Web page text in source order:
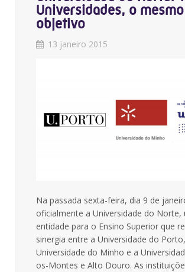
Universidades, o mesmo
objetivo
13 janeiro 2015
Na passada sexta-feira, dia 9 de
oficialmente a Universidade do Norte,
entidade para o Ensino Superior que
sinergia entre a Universidade do
Universidade do Minho e a
os-Montes e Alto Douro. As